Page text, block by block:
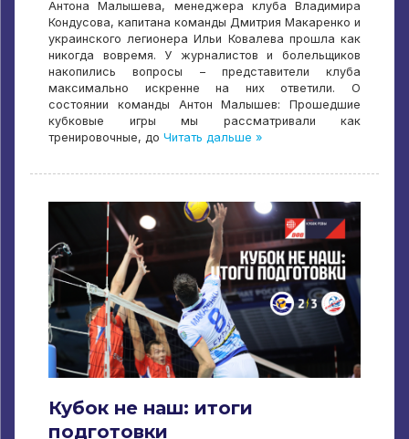
Антона Малышева, менеджера клуба Владимира
Кондусова, капитана команды Дмитрия Макаренко и
украинского легионера Ильи Ковалева прошла как
никогда вовремя. У журналистов и болельщиков
накопились вопросы – представители клуба
максимально искренне на них ответили. О
состоянии команды Антон Малышев: Прошедшие
кубковые игры мы рассматривали как
тренировочные, до Читать дальше »
Кубок не наш: итоги
подготовки